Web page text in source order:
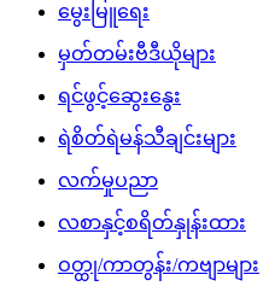
မွေးမြူရေး
မှတ်တမ်းဗီဒီယိုများ
ရင်ဖွင့်ဆွေးနွေး
ရဲစိတ်ရဲမန်သီချင်းများ
လက်မှုပညာ
လစာနှင့်စရိတ်နှုန်းထား
ဝတ္ထု/ကာတွန်း/ကဗျာများ